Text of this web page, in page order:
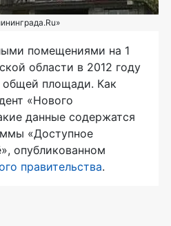
помещениями на 1
области в 2012 году
общей площади. Как
«Нового
данные содержатся
«Доступное
опубликованном
правительства.